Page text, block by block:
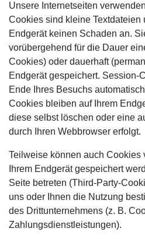
Unsere Internetseiten
Cookies sind kleine Textdateien
Endgerät keinen Schaden an.
vorübergehend für die Dauer
Cookies) oder dauerhaft
Endgerät gespeichert. Session-
Ende Ihres Besuchs
Cookies bleiben auf Ihrem
diese selbst löschen oder eine
durch Ihren Webbrowser erfolgt.
Teilweise können auch Cookies
Ihrem Endgerät gespeichert
Seite betreten (Third-Party-
uns oder Ihnen die Nutzung
des Drittunternehmens (z. B.
Zahlungsdienstleistungen).